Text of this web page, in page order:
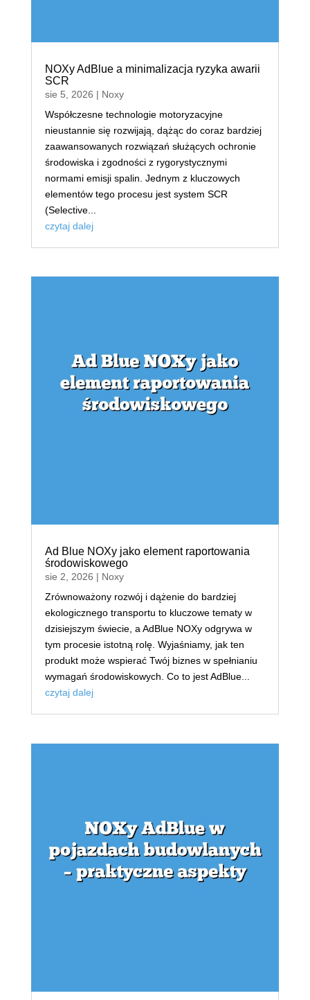
NOXy AdBlue a minimalizacja ryzyka awarii
SCR
sie 5, 2026 | Noxy
Współczesne technologie motoryzacyjne
nieustannie się rozwijają, dążąc do coraz bardziej
zaawansowanych rozwiązań służących ochronie
środowiska i zgodności z rygorystycznymi
normami emisji spalin. Jednym z kluczowych
elementów tego procesu jest system SCR
(Selective...
czytaj dalej
Ad Blue NOXy jako element raportowania
środowiskowego
sie 2, 2026 | Noxy
Zrównoważony rozwój i dążenie do bardziej
ekologicznego transportu to kluczowe tematy w
dzisiejszym świecie, a AdBlue NOXy odgrywa w
tym procesie istotną rolę. Wyjaśniamy, jak ten
produkt może wspierać Twój biznes w spełnianiu
wymagań środowiskowych. Co to jest AdBlue...
czytaj dalej